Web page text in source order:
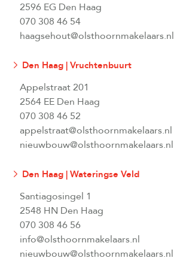
2596 EG Den Haag
070 308 46 54
haagsehout@olsthoornmakelaars.nl
Den Haag | Vruchtenbuurt
Appelstraat 201
2564 EE Den Haag
070 308 46 52
appelstraat@olsthoornmakelaars.nl
nieuwbouw@olsthoornmakelaars.nl
Den Haag | Wateringse Veld
Santiagosingel 1
2548 HN Den Haag
070 308 46 56
info@olsthoornmakelaars.nl
nieuwbouw@olsthoornmakelaars.nl